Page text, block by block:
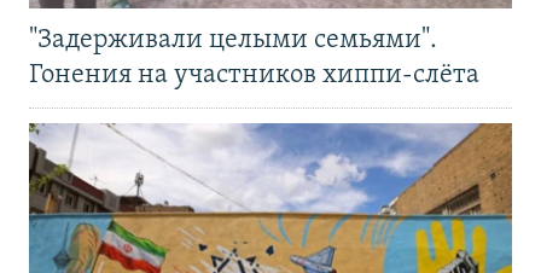
"Задерживали целыми семьями".
Гонения на участников хиппи-слёта